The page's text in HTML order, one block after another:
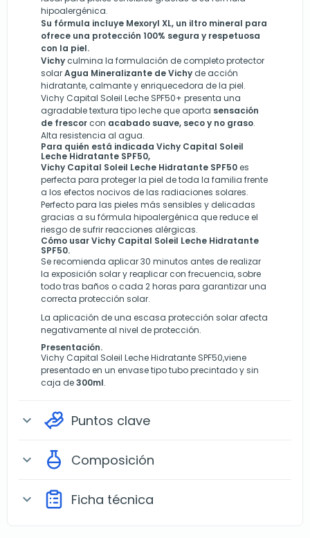
hipoalergénica.
Su fórmula incluye Mexoryl XL, un iltro mineral para
ofrece una protección 100% segura y respetuosa
con la piel.
Vichy culmina la formulación de completo protector
solarAgua Mineralizante de Vichy de acción
hidratante, calmante y enriquecedora de la piel.
Vichy Capital Soleil Leche SPF50+ presenta una
agradable textura tipo leche que aporta sensación
de frescor con acabado suave, seco y no graso.
Alta resistencia al agua.
Para quién está indicada Vichy Capital Soleil
Leche Hidratante SPF50,
Vichy Capital Soleil Leche Hidratante SPF50es
perfecta para proteger la piel de toda la familia frente
a los efectos nocivos de las radiaciones solares.
Perfecto para las pieles más sensibles y delicadas
gracias a su fórmula hipoalergénica que reduce el
riesgo de sufrir reacciones alérgicas.
Cómo usar Vichy Capital Soleil Leche Hidratante
SPF50.
Se recomienda aplicar 30 minutos antes de realizar
la exposición solar y reaplicar con frecuencia, sobre
todo tras baños o cada 2 horas para garantizar una
correcta protección solar.
La aplicación de una escasa protección solar afecta
negativamente al nivel de protección.
Presentación.
Vichy Capital Soleil Leche Hidratante SPF50,viene
presentado en un envase tipo tubo precintado y sin
caja de300ml.
expand_more Puntos clave
expand_more Composición
expand_more Ficha técnica